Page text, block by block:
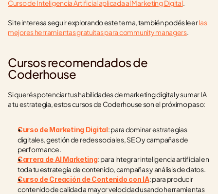
Curso de Inteligencia Artificial aplicada al Marketing Digital.
Si te interesa seguir explorando este tema, también podés leer las
mejores herramientas gratuitas para community managers.
Cursos recomendados de
Coderhouse
Si querés potenciar tus habilidades de marketing digital y sumar IA
a tu estrategia, estos cursos de Coderhouse son el próximo paso:
Curso de Marketing Digital: para dominar estrategias
digitales, gestión de redes sociales, SEO y campañas de
performance.
Carrera de AI Marketing: para integrar inteligencia artificial en
toda tu estrategia de contenido, campañas y análisis de datos.
Curso de Creación de Contenido con IA: para producir
contenido de calidad a mayor velocidad usando herramientas